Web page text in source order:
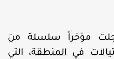
مؤخراً سلسلة من
في المنطقة، التي